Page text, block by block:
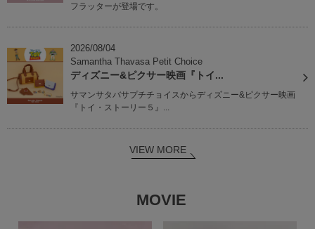
フラッターが登場です。
2026/08/04
Samantha Thavasa Petit Choice
ディズニー&ピクサー映画『トイ...
サマンサタバサプチチョイスからディズニー&ピクサー映画
『トイ・ストーリー５』...
VIEW MORE
MOVIE